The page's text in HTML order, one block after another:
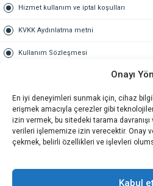
Onayı
En iyi deneyimleri sunmak için, cihaz
erişmek amacıyla çerezler gibi
izin vermek, bu sitedeki tarama
verileri işlememize izin verecektir. Onay
çekmek, belirli özellikleri ve işlevleri
Kabul
Hizmet kullanım ve iptal koşulları
KVKK Aydınlatma metni
Kullanım Sözleşmesi
Gold üyelik nedir
Kariyer